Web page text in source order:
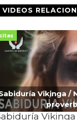
VIDEOS
Vikinga /